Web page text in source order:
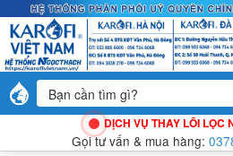
qua
nội
dung Tìm
kiếm:
DỊCH VỤ THAY LÕI LỌC
Gọi tư vấn & mua hàng: